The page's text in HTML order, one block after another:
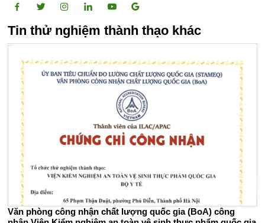
Tin thử nghiệm thành thạo khác
Văn phòng công nhận chất lượng quốc gia (BoA) công